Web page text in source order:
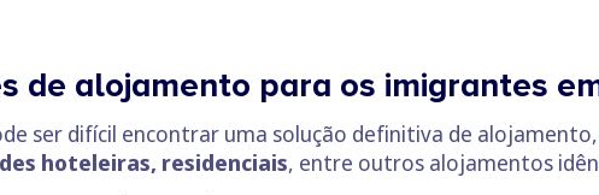
de alojamento para os imigrantes
ser difícil encontrar uma solução definitiva de
hoteleiras, residenciais, entre outros alojamentos